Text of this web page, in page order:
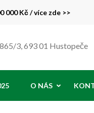
000 Kč / více zde >>
3, 693 01 Hustopeče
O NÁS